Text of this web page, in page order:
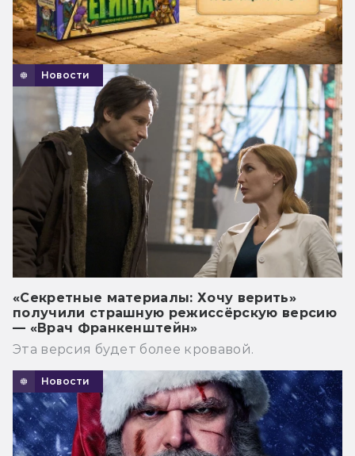
Новости
«Секретные материалы: Хочу верить»
получили страшную режиссёрскую версию
— «Врач Франкенштейн»
Эта версия будет более кровавой.
Новости